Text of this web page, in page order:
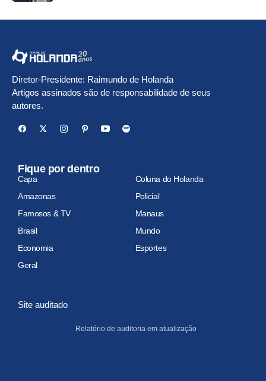
Diretor-Presidente: Raimundo de Holanda
Artigos assinados são de responsabilidade de seus
autores.
Fique por dentro
Capa
Coluna do Holanda
Amazonas
Policial
Famosos & TV
Manaus
Brasil
Mundo
Economia
Esportes
Geral
Site auditado
Relatório de auditoria em atualização